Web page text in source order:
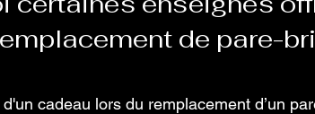
de pare-
cadeau lors du remplacement d’un